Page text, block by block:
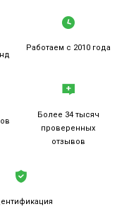
Работаем с 2010 года
Более 34 тысяч
проверенных
отзывов